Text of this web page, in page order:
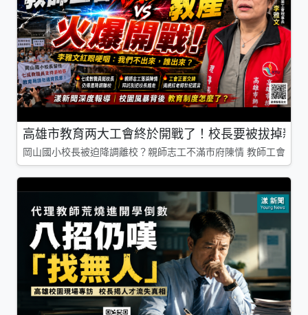
高雄市教育两大工會終於開戰了！校長要被拔掉親
岡山國小校長被迫降調離校？親師志工不滿市府陳情 教師工會槓